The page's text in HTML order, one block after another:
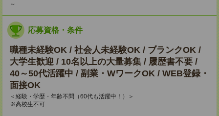
～
応募資格・条件
職種未経験OK / 社会人未経験OK / ブランクOK /
大学生歓迎 / 10名以上の大量募集 / 履歴書不要 /
40～50代活躍中 / 副業・WワークOK / WEB登録・
面接OK
＜経験・学歴・年齢不問（60代も活躍中！）＞
※高校生不可